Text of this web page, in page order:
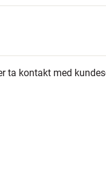
ta kontakt med